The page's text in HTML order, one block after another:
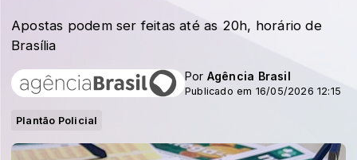
Apostas podem ser feitas até as 20h, horário de
Brasília
Por Agência Brasil
Publicado em 16/05/2026 12:15
Plantão Policial